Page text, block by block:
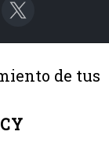
de tus